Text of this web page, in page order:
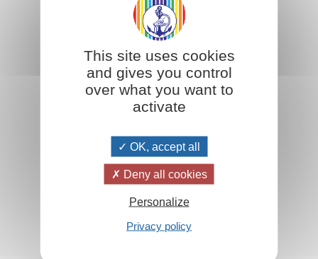
Avant le christianisme déjà, les initiés utilisaient le
symbole de la bougie... Le sacrifice, une base pour
obtenir des joies.
Lire la suite
This site uses cookies
and gives you control
over what you want to
activate
OK, accept all
Deny all cookies
Personalize
Privacy policy